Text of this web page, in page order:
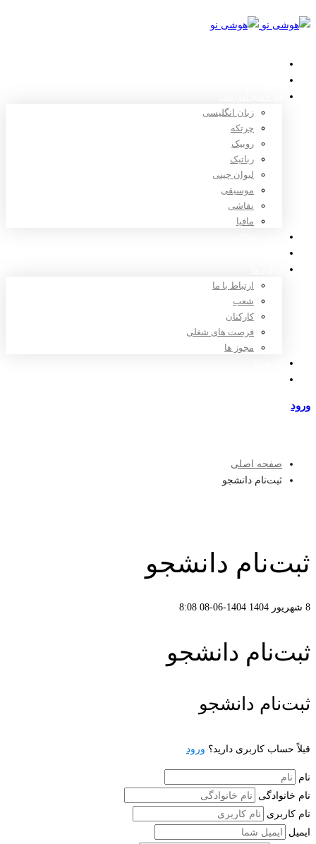
زبان انگلیسی
چرتکه
روبیک
رباتیک
لیوان چینی
موسیقی
نقاشی
مافیا
ارتباط با ما
شعب
کارکنان
فرصت های شغلی
مجوز ها
ورود
صفحه اصلی
ثبت‌نام دانشجو
ثبت‌نام دانشجو
8 شهریور 1404 1404-06-08 8:08
ثبت‌نام دانشجو
ثبت‌نام دانشجو
قبلاً حساب کاربری دارید؟ ورود
نام
نام خانوادگی
نام کاربری
ایمیل